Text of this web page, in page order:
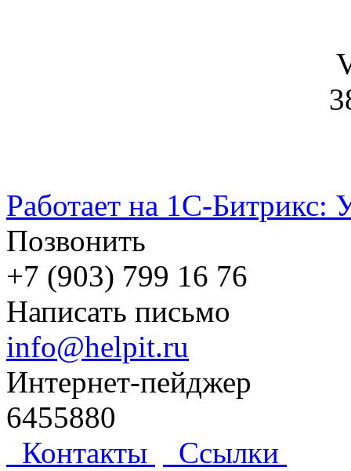
Работает на 1С-Битрикс:
Позвонить
+7 (903) 799 16 76
Написать письмо
info@helpit.ru
Интернет-пейджер
6455880
Контакты
Ссылки